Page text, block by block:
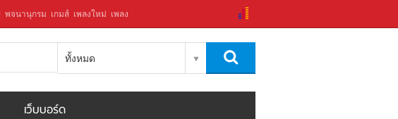
พจนานุกรม เกมส์ เพลงใหม่ เพลง
ทั้งหมด
เว็บบอร์ด